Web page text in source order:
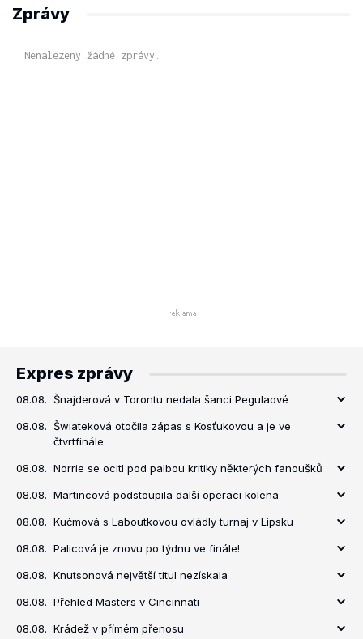
Zprávy
Nenalezeny žádné zprávy.
Expres zprávy
08.08. Šnajderová v Torontu nedala šanci Pegulaové
08.08. Šwiateková otočila zápas s Kosťukovou a je ve
čtvrtfinále
08.08. Norrie se ocitl pod palbou kritiky některých fanoušků
08.08. Martincová podstoupila další operaci kolena
08.08. Kučmová s Laboutkovou ovládly turnaj v Lipsku
08.08. Palicová je znovu po týdnu ve finále!
08.08. Knutsonová největší titul nezískala
08.08. Přehled Masters v Cincinnati
08.08. Krádež v přímém přenosu